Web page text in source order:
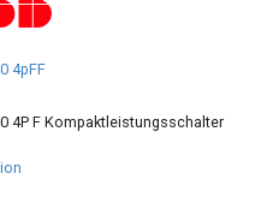
4pFF
4P F Kompaktleistungsschalter